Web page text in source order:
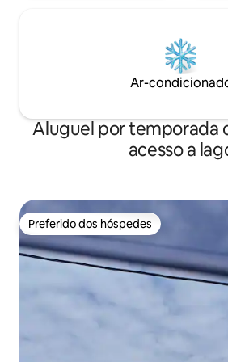
Ar-
Aluguel por temporada
acesso a
Preferido dos hóspedes
Preferido dos hóspedes